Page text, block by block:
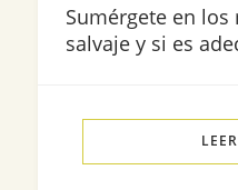
Sumérgete en los
salvaje y si es